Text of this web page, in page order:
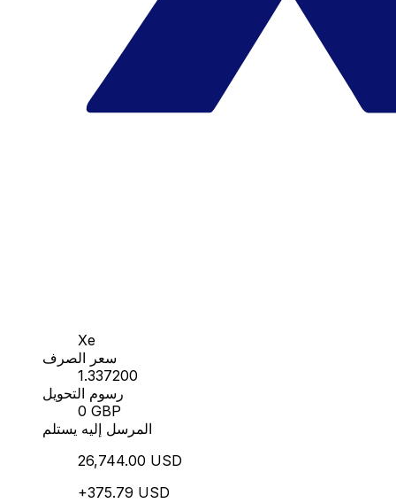
Xe
سعر الصرف
1.337200
رسوم التحويل
0 GBP
المرسل إليه يستلم
26,744.00 USD
+375.79 USD